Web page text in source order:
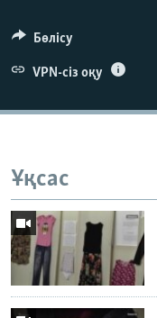
Бөлісу
VPN-сіз оқу
Ұқсас